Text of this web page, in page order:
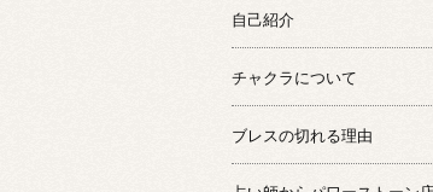
自己紹介
チャクラについて
ブレスの切れる理由